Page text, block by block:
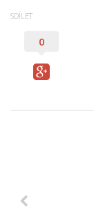
SDÍLET
0